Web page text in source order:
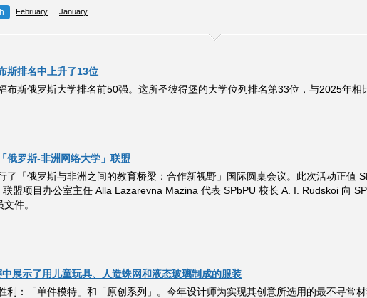
February January
斯排名中上升了13位
布斯俄罗斯大学排名前50强。这所圣彼得堡的大学位列排名第33位，与2025年相
俄罗斯-非洲网络大学」联盟
了「俄罗斯与非洲之间的教育桥梁：合作新视野」国际圆桌会议。此次活动正值
盟项目办公室主任 Alla Lazarevna Mazina 代表 SPbPU 校长 A. I. Rudskoi 向
件。
展示了用儿童玩具、人造蛛网和液态玻璃制成的服装
利：「单件模特」和「原创系列」。今年设计师为实现其创意所选用的最不寻常